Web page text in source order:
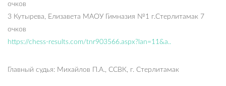
очков
3 Кутырева, Елизавета МАОУ Гимназия №1 г.Стерлитамак 7
очков
https://chess-results.com/tnr903566.aspx?lan=11&a..
Главный судья: Михайлов П.А., ССВК, г. Стерлитамак